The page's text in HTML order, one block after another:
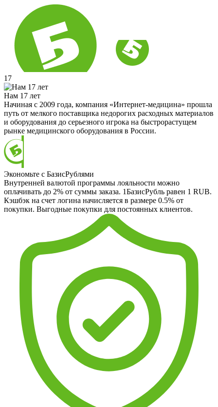
17
Нам 17 лет
Начиная с 2009 года, компания «Интернет-медицина» прошла
путь от мелкого поставщика недорогих расходных материалов
и оборудования до серьезного игрока на быстрорастущем
рынке медицинского оборудования в России.
Экономьте с БазисРублями
Внутренней валютой программы лояльности можно
оплачивать до 2% от суммы заказа. 1БазисРубль равен 1 RUB.
Кэшбэк на счет логина начисляется в размере 0.5% от
покупки. Выгодные покупки для постоянных клиентов.